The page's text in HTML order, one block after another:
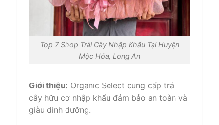
Top 7 Shop Trái Cây Nhập Khẩu Tại Huyện
Mộc Hóa, Long An
Giới thiệu: Organic Select cung cấp trái
cây hữu cơ nhập khẩu đảm bảo an toàn và
giàu dinh dưỡng.